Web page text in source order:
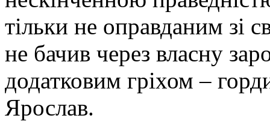
тільки не оправданим зі
не бачив через власну
додатковим гріхом –
Ярослав.